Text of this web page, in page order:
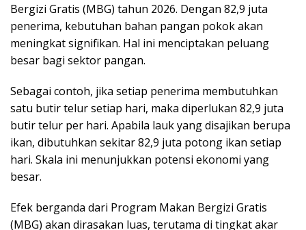
Bergizi Gratis (MBG) tahun 2026. Dengan 82,9 juta
penerima, kebutuhan bahan pangan pokok akan
meningkat signifikan. Hal ini menciptakan peluang
besar bagi sektor pangan.
Sebagai contoh, jika setiap penerima membutuhkan
satu butir telur setiap hari, maka diperlukan 82,9 juta
butir telur per hari. Apabila lauk yang disajikan berupa
ikan, dibutuhkan sekitar 82,9 juta potong ikan setiap
hari. Skala ini menunjukkan potensi ekonomi yang
besar.
Efek berganda dari Program Makan Bergizi Gratis
(MBG) akan dirasakan luas, terutama di tingkat akar